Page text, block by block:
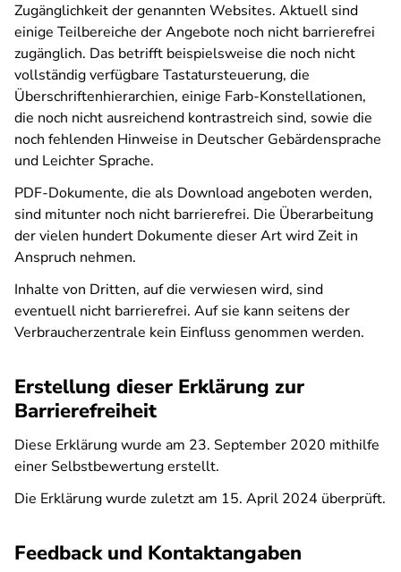
Zugänglichkeit der genannten Websites. Aktuell sind
einige Teilbereiche der Angebote noch nicht barrierefrei
zugänglich. Das betrifft beispielsweise die noch nicht
vollständig verfügbare Tastatursteuerung, die
Überschriftenhierarchien, einige Farb-Konstellationen,
die noch nicht ausreichend kontrastreich sind, sowie die
noch fehlenden Hinweise in Deutscher Gebärdensprache
und Leichter Sprache.
PDF-Dokumente, die als Download angeboten werden,
sind mitunter noch nicht barrierefrei. Die Überarbeitung
der vielen hundert Dokumente dieser Art wird Zeit in
Anspruch nehmen.
Inhalte von Dritten, auf die verwiesen wird, sind
eventuell nicht barrierefrei. Auf sie kann seitens der
Verbraucherzentrale kein Einfluss genommen werden.
Erstellung dieser Erklärung zur
Barrierefreiheit
Diese Erklärung wurde am 23. September 2020 mithilfe
einer Selbstbewertung erstellt.
Die Erklärung wurde zuletzt am 15. April 2024 überprüft.
Feedback und Kontaktangaben